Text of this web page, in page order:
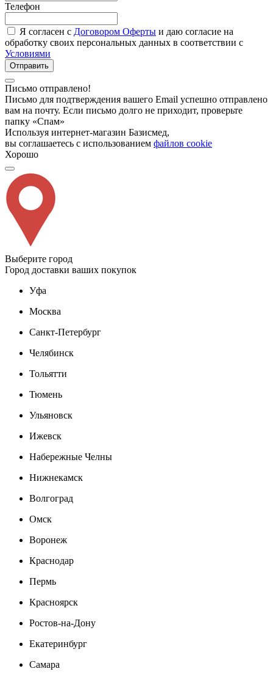
Телефон
Я согласен с Договором Оферты и даю согласие на
обработку своих персональных данных в соответствии с
Условиями
Отправить
Письмо отправлено!
Письмо для подтверждения вашего Email успешно отправлено
вам на почту. Если письмо долго не приходит, проверьте
папку «Спам»
Используя интернет-магазин Базисмед,
вы соглашаетесь с использованием файлов cookie
Хорошо
Выберите город
Город доставки ваших покупок
Уфа
Москва
Санкт-Петербург
Челябинск
Тольятти
Тюмень
Ульяновск
Ижевск
Набережные Челны
Нижнекамск
Волгоград
Омск
Воронеж
Краснодар
Пермь
Красноярск
Ростов-на-Дону
Екатеринбург
Самара